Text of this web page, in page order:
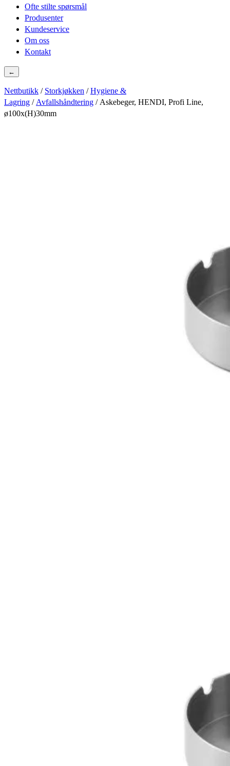
Ofte stilte spørsmål
Produsenter
Kundeservice
Om oss
Kontakt
←
Nettbutikk / Storkjøkken /Hygiene &
Lagring / Avfallshåndtering / Askebeger, HENDI, Profi Line,
ø100x(H)30mm